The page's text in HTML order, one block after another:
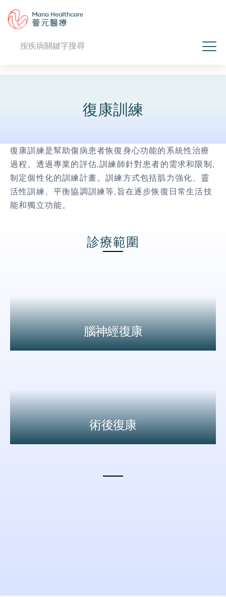
復康訓練
復康訓練是幫助傷病患者恢復身心功能的系統性治療
過程。透過專業的評估,訓練師針對患者的需求和限制,
制定個性化的訓練計畫。訓練方式包括肌力強化、靈
活性訓練、平衡協調訓練等,旨在逐步恢復日常生活技
能和獨立功能。
診療範圍
腦神經復康
術後復康